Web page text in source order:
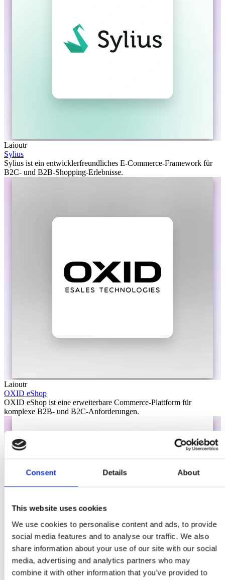
Consent Details About
This website uses cookies
We use cookies to personalise content and ads, to provide
social media features and to analyse our traffic. We also
share information about your use of our site with our social
media, advertising and analytics partners who may
combine it with other information that you’ve provided to
Laioutr
Sylius
Sylius ist ein entwicklerfreundliches E-Commerce-Framework für
B2C- und B2B-Shopping-Erlebnisse.
Laioutr
OXID eShop
OXID eShop ist eine erweiterbare Commerce-Plattform für
komplexe B2B- und B2C-Anforderungen.